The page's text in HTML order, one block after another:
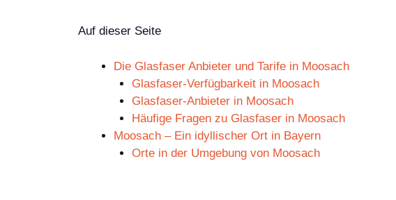
Auf dieser Seite
Die Glasfaser Anbieter und Tarife in Moosach
Glasfaser-Verfügbarkeit in Moosach
Glasfaser-Anbieter in Moosach
Häufige Fragen zu Glasfaser in Moosach
Moosach – Ein idyllischer Ort in Bayern
Orte in der Umgebung von Moosach